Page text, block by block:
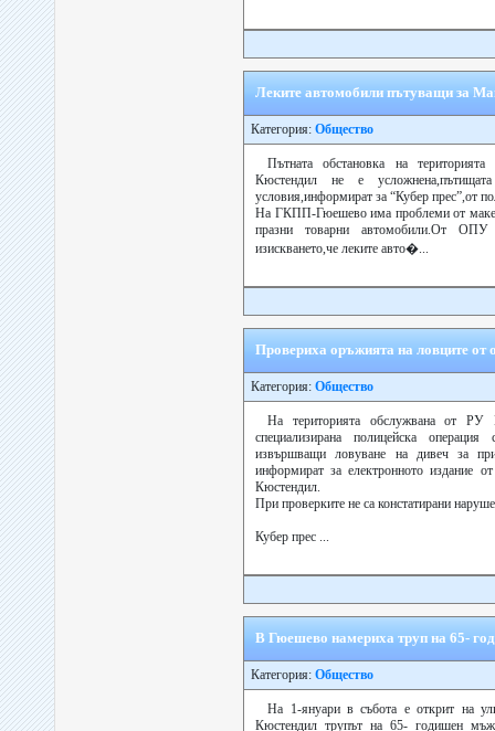
Леките автомобили пътуващи за
Категория: Общество
Пътната обстановка на
Кюстендил не е
условия,информират за “Кубер прес”,от
На ГКПП-Гюешево има проблеми от
празни товарни автомобили.От ОПУ
изискването,че леките авто�...
Провериха оръжията на ловците от
Категория: Общество
На територията обслужвана от РУ
специализирана полицейска
извършващи ловуване на дивеч за
информират за електронното издание
Кюстендил.
При проверките не са констатирани
Кубер прес ...
В Гюешево намериха труп на 65-
Категория: Общество
На 1-януари в събота е открит на
Кюстендил трупът на 65- годишен